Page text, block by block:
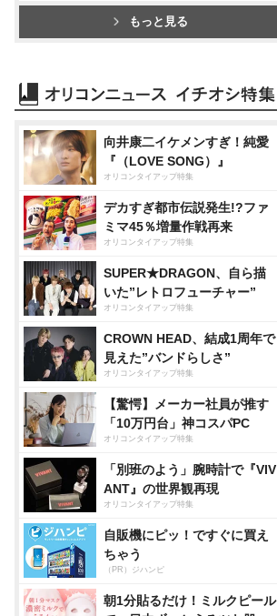
もっと見る
向井康二イケメンすぎ！純愛
『（LOVE SONG）』
オリコンタイアップ特集
デカすぎ都市伝説発生!?ファ
ミマ45％増量作戦再来
オリコンタイアップ特集
SUPER★DRAGON、自ら描
いた”レトロフューチャー”
オリコンタイアップ特集
CROWN HEAD、結成1周年で
見えた”バンドらしさ”
オリコンタイアップ特集
【驚愕】メーカー社員が推す
「10万円台」神コスパPC
オリコンタイアップ特集
「別班のよう」腕時計で『VIV
ANT』の世界観再現
オリコンタイアップ特集
自販機にピッ！ですぐに買え
ちゃう
（PR）ジハンピ
朝1分貼るだけ！ミルクピール